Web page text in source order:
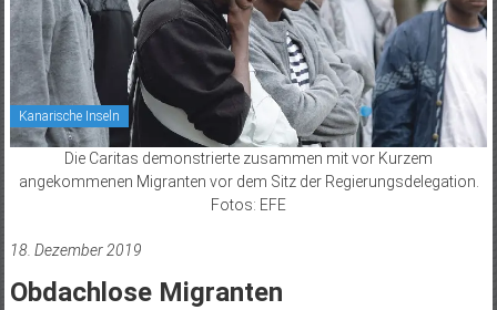
Kanarische Inseln
Die Caritas demonstrierte zusammen mit vor Kurzem
angekommenen Migranten vor dem Sitz der Regierungsdelegation.
Fotos: EFE
18. Dezember 2019
Obdachlose Migranten